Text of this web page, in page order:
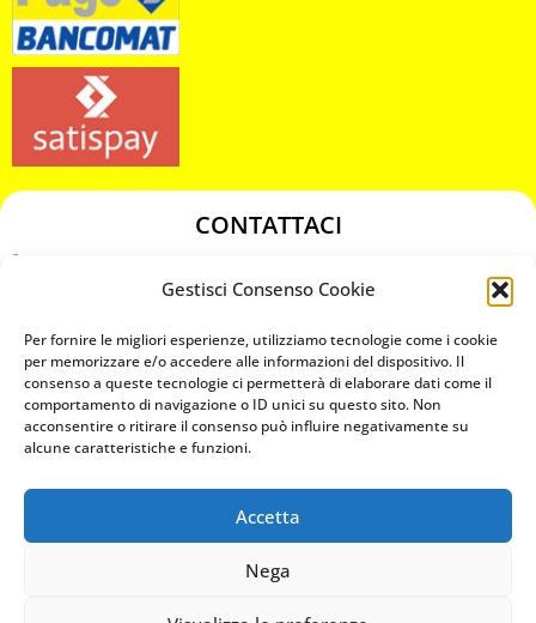
Gestisci Consenso Cookie
Per fornire le migliori esperienze, utilizziamo tecnologie come i cookie
per memorizzare e/o accedere alle informazioni del dispositivo. Il
consenso a queste tecnologie ci permetterà di elaborare dati come il
comportamento di navigazione o ID unici su questo sito. Non
acconsentire o ritirare il consenso può influire negativamente su
alcune caratteristiche e funzioni.
Accetta
Nega
CONTATTACI
chiavicodificate@gmail.com
Privacy Policy
Cookie Policy
MAPS
CHIAMA ORA